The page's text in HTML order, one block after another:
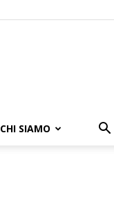
CHI SIAMO